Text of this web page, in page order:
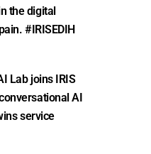
the digital
#IRISEDIH
Lab joins IRIS
AI
service